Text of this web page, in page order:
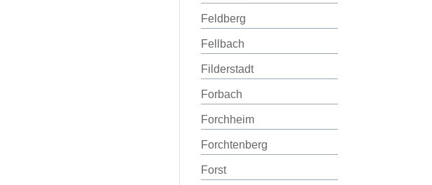
Feldberg
Fellbach
Filderstadt
Forbach
Forchheim
Forchtenberg
Forst